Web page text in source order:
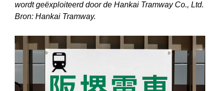
wordt geëxploiteerd door de Hankai Tramway Co., Ltd.
Bron: Hankai Tramway.